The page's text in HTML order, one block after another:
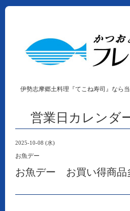
伊勢志摩郷土料理『てこね寿司』なら
営業日カレンダ
2025-10-08 (水)
お魚デー
お魚デー お買い得商品